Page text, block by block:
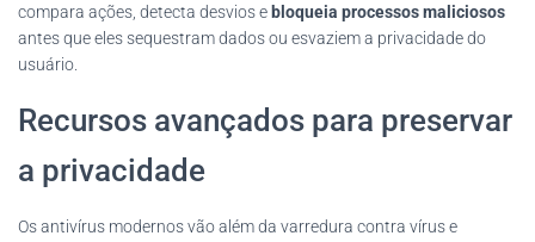
compara ações, detecta desvios e bloqueia processos maliciosos
antes que eles sequestram dados ou esvaziem a privacidade do
usuário.
Recursos avançados para preservar
a privacidade
Os antivírus modernos vão além da varredura contra vírus e